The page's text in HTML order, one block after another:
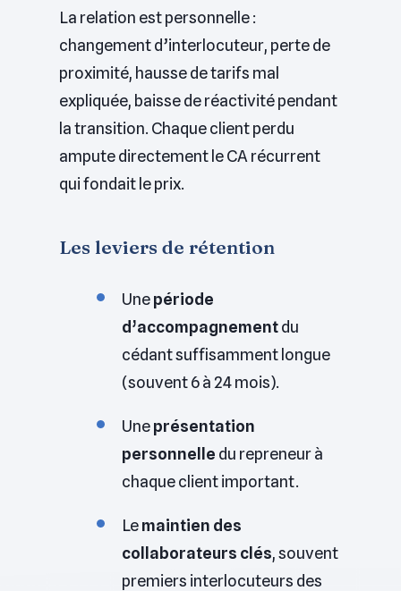
La relation est personnelle :
changement d’interlocuteur, perte de
proximité, hausse de tarifs mal
expliquée, baisse de réactivité pendant
la transition. Chaque client perdu
ampute directement le CA récurrent
qui fondait le prix.
Les leviers de rétention
Unepériode
d’accompagnementdu
cédant suffisamment longue
(souvent 6 à 24 mois).
Uneprésentation
personnelle du repreneur à
chaque client important.
Lemaintien des
collaborateurs clés, souvent
premiers interlocuteurs des